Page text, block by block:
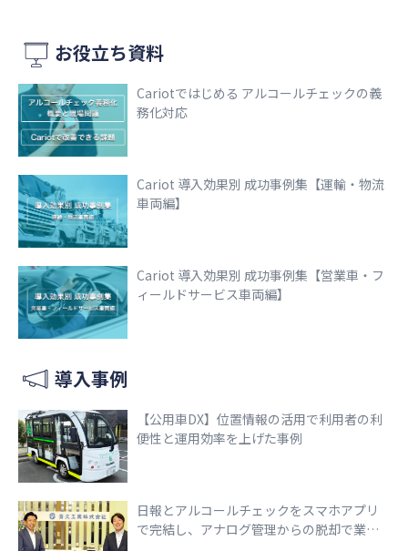
お役立ち資料
Cariotではじめる アルコールチェックの義
務化対応
Cariot 導入効果別 成功事例集【運輸・物流
車両編】
Cariot 導入効果別 成功事例集【営業車・フ
ィールドサービス車両編】
導入事例
【公用車DX】位置情報の活用で利用者の利
便性と運用効率を上げた事例
日報とアルコールチェックをスマホアプリ
で完結し、アナログ管理からの脱却で業務